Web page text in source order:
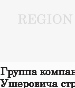
Группа
Ушеровича